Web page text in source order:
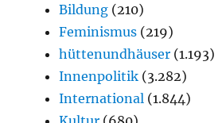
Bildung (210)
Feminismus (219)
hüttenundhäuser (1.193)
Innenpolitik (3.282)
International (1.844)